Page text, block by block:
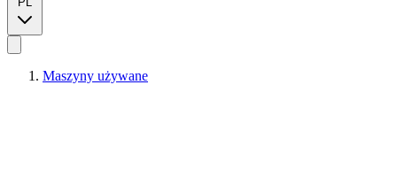
Maszyny używane